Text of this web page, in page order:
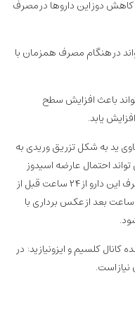
دوز این داروها در مصرف
در هنگام مصرف همزمان با
باعث افزایش سطح
یابد.
ید به شکل تزریق وریدی به
احتمال عارضه اسیدوز
لاکتیک را افزایش دهد. توصیه می شود مصرف این دارو از ۲۴ ساعت قبل از
انجام عکس برداری قطع شود و حداقل ۴۸ ساعت بعد از عکس برداری با
کانال کلسیم و ایزونیازید: در
است.